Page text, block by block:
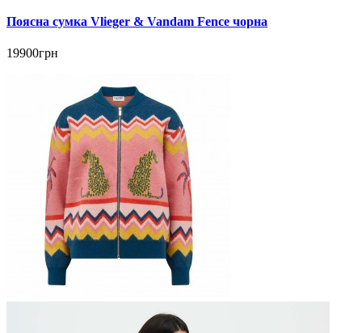
Поясна сумка Vlieger & Vandam Fence чорна
19900грн